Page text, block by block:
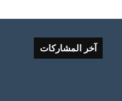
آخر المشاركات